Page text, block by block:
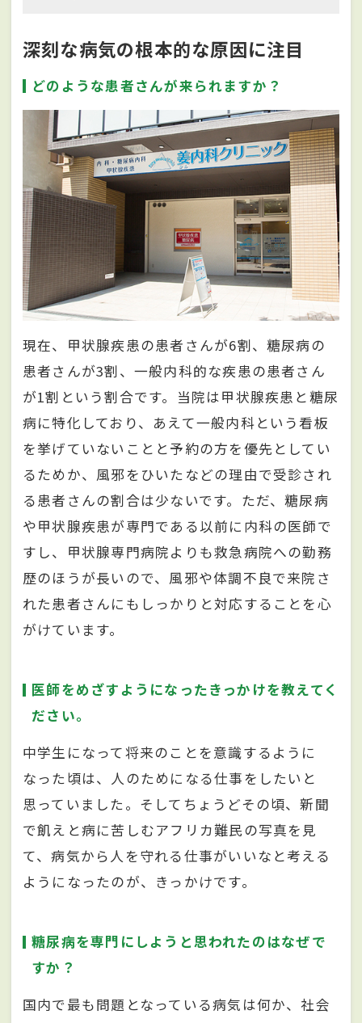
深刻な病気の根本的な原因に注目
どのような患者さんが来られますか？
現在、甲状腺疾患の患者さんが6割、糖尿病の
患者さんが3割、一般内科的な疾患の患者さん
が1割という割合です。当院は甲状腺疾患と糖尿
病に特化しており、あえて一般内科という看板
を挙げていないことと予約の方を優先としてい
るためか、風邪をひいたなどの理由で受診され
る患者さんの割合は少ないです。ただ、糖尿病
や甲状腺疾患が専門である以前に内科の医師で
すし、甲状腺専門病院よりも救急病院への勤務
歴のほうが長いので、風邪や体調不良で来院さ
れた患者さんにもしっかりと対応することを心
がけています。
医師をめざすようになったきっかけを教えてく
ださい。
中学生になって将来のことを意識するように
なった頃は、人のためになる仕事をしたいと
思っていました。そしてちょうどその頃、新聞
で飢えと病に苦しむアフリカ難民の写真を見
て、病気から人を守れる仕事がいいなと考える
ようになったのが、きっかけです。
糖尿病を専門にしようと思われたのはなぜで
すか？
国内で最も問題となっている病気は何か、社会